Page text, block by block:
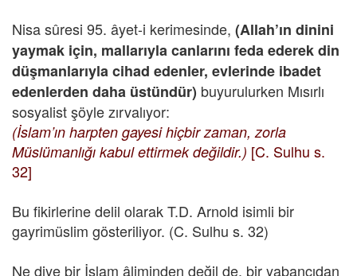
Nisa sûresi 95. âyet-i kerimesinde, (Allah’ın dinini
yaymak için, mallarıyla canlarını feda ederek din
düşmanlarıyla cihad edenler, evlerinde ibadet
edenlerden daha üstündür) buyurulurken Mısırlı
sosyalist şöyle zırvalıyor:
(İslam’ın harpten gayesi hiçbir zaman, zorla
Müslümanlığı kabul ettirmek değildir.) [C. Sulhu s.
32]
Bu fikirlerine delil olarak T.D. Arnold isimli bir
gayrimüslim gösteriliyor. (C. Sulhu s. 32)
Ne diye bir İslam âliminden değil de, bir yabancıdan